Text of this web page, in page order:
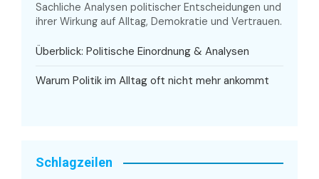
Sachliche Analysen politischer Entscheidungen und
ihrer Wirkung auf Alltag, Demokratie und Vertrauen.
Überblick: Politische Einordnung & Analysen
Warum Politik im Alltag oft nicht mehr ankommt
Schlagzeilen